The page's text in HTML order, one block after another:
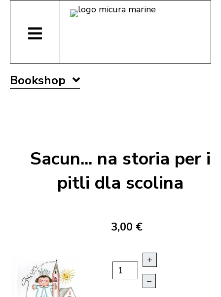
Bookshop
Sacun... na storia per i
pitli dla scolina
3,00 €
+
–